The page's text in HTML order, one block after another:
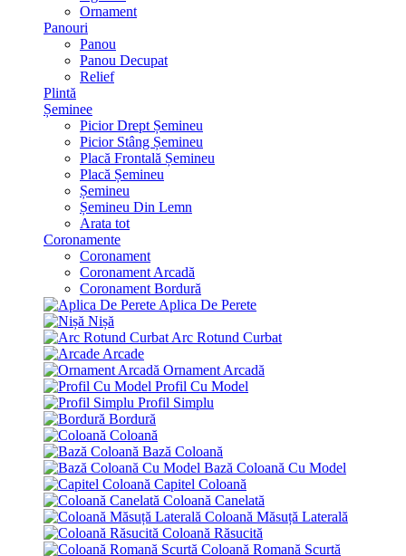
Ornament
Panouri
Panou
Panou Decupat
Relief
Plintă
Șeminee
Picior Drept Șemineu
Picior Stâng Șemineu
Placă Frontală Șemineu
Placă Șemineu
Șemineu
Șemineu Din Lemn
Arata tot
Coronamente
Coronament
Coronament Arcadă
Coronament Bordură
Aplica De Perete
Nișă
Arc Rotund Curbat
Arcade
Ornament Arcadă
Profil Cu Model
Profil Simplu
Bordură
Coloană
Bază Coloană
Bază Coloană Cu Model
Capitel Coloană
Coloană Canelată
Coloană Măsuță Laterală
Coloană Răsucită
Coloană Romană Scurtă